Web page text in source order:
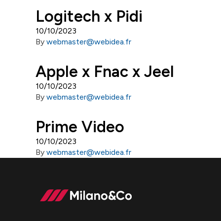
Logitech x Pidi
10/10/2023
By webmaster@webidea.fr
Apple x Fnac x Jeel
10/10/2023
By webmaster@webidea.fr
Prime Video
10/10/2023
By webmaster@webidea.fr